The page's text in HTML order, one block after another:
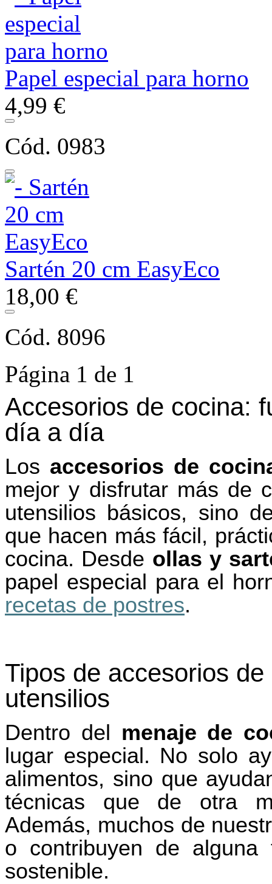
Papel especial para horno
4,99 €
Cód. 0983
Sartén 20 cm EasyEco
18,00 €
Cód. 8096
Página 1 de 1
Accesorios de cocina:
día a día
Los accesorios de
mejor y disfrutar más de
utensilios básicos, sino
que hacen más fácil,
cocina. Desde ollas y
papel especial para el
recetas de postres.
Tipos de accesorios
utensilios
Dentro del menaje de
lugar especial. No solo
alimentos, sino que
técnicas que de otra
Además, muchos de
o contribuyen de
sostenible.